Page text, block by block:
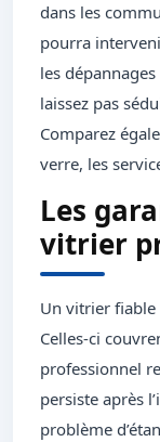
dans les
pourra
les
laissez pas
Comparez
verre, les
Les
vitrier
Un vitrier fiable
Celles-ci
professionnel
persiste après
problème